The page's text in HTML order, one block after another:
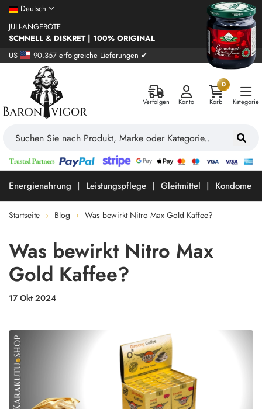
Deutsch
JULI-ANGEBOTE
SCHNELL & DISKRET | 100% ORIGINAL
US
90.357 erfolgreiche Lieferungen ✔
Verfolgen Konto
0
Korb
Kategorie
Energienahrung Leistungspflege Gleitmittel Kondome
Startseite Blog Was bewirkt Nitro Max Gold Kaffee?
Was bewirkt Nitro Max
Gold Kaffee?
17 Okt 2024